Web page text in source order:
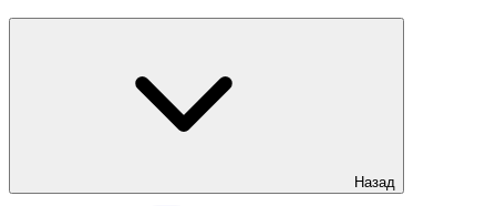
Назад